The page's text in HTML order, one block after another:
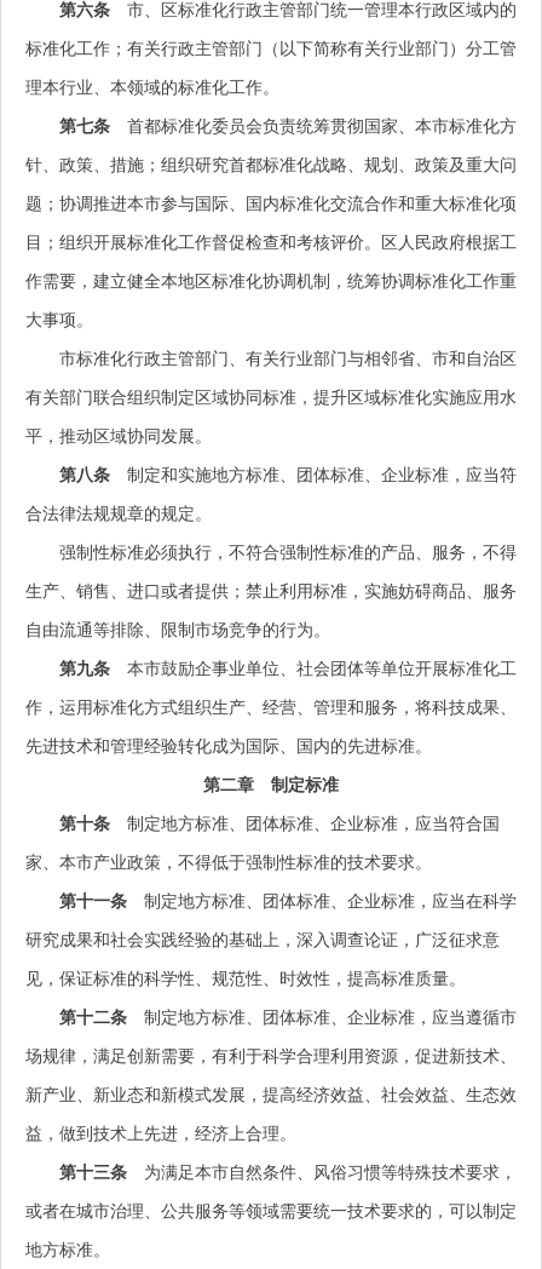
第六条 市、区标准化行政主管部门统一管理本行政区域内的
标准化工作；有关行政主管部门（以下简称有关行业部门）分工管
理本行业、本领域的标准化工作。
第七条 首都标准化委员会负责统筹贯彻国家、本市标准化方
针、政策、措施；组织研究首都标准化战略、规划、政策及重大问
题；协调推进本市参与国际、国内标准化交流合作和重大标准化项
目；组织开展标准化工作督促检查和考核评价。区人民政府根据工
作需要，建立健全本地区标准化协调机制，统筹协调标准化工作重
大事项。
市标准化行政主管部门、有关行业部门与相邻省、市和自治区
有关部门联合组织制定区域协同标准，提升区域标准化实施应用水
平，推动区域协同发展。
第八条 制定和实施地方标准、团体标准、企业标准，应当符
合法律法规规章的规定。
强制性标准必须执行，不符合强制性标准的产品、服务，不得
生产、销售、进口或者提供；禁止利用标准，实施妨碍商品、服务
自由流通等排除、限制市场竞争的行为。
第九条 本市鼓励企事业单位、社会团体等单位开展标准化工
作，运用标准化方式组织生产、经营、管理和服务，将科技成果、
先进技术和管理经验转化成为国际、国内的先进标准。
第二章 制定标准
第十条 制定地方标准、团体标准、企业标准，应当符合国
家、本市产业政策，不得低于强制性标准的技术要求。
第十一条 制定地方标准、团体标准、企业标准，应当在科学
研究成果和社会实践经验的基础上，深入调查论证，广泛征求意
见，保证标准的科学性、规范性、时效性，提高标准质量。
第十二条 制定地方标准、团体标准、企业标准，应当遵循市
场规律，满足创新需要，有利于科学合理利用资源，促进新技术、
新产业、新业态和新模式发展，提高经济效益、社会效益、生态效
益，做到技术上先进，经济上合理。
第十三条 为满足本市自然条件、风俗习惯等特殊技术要求，
或者在城市治理、公共服务等领域需要统一技术要求的，可以制定
地方标准。